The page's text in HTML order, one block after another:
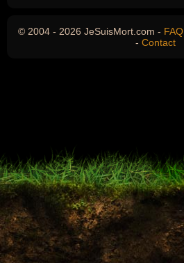
© 2004 - 2026 JeSuisMort.com - FAQ
- Contact